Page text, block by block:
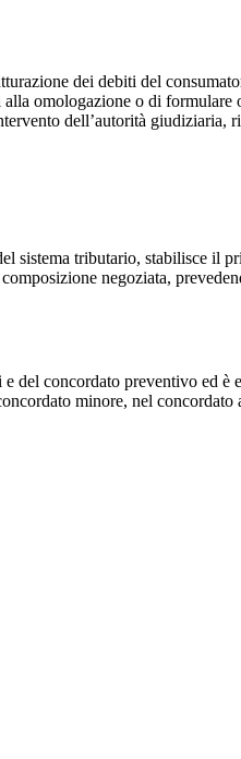
dei debiti del
omologazione o di
dell’autorità giudiziaria,
sistema tributario, stabilisce il
negoziata,
del concordato preventivo ed
minore, nel